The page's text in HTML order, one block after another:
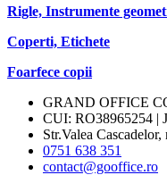
Rigle, Instrumente
Coperti, Etichete
Foarfece copii
GRAND OFFICE
CUI: RO38965254 |
Str.Valea
0751 638 351
contact@gooffice.ro